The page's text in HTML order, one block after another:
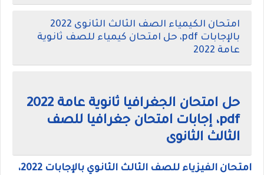
امتحان الكيمياء الصف الثالث الثانوى 2022
بالإجابات pdf، حل امتحان كيمياء للصف ثانوية
عامة 2022
pdf، إجابات امتحان جغرافيا للصف
الثالث الثانوى
امتحان الفيزياء للصف الثالث الثانوي بالإجابات 2022،